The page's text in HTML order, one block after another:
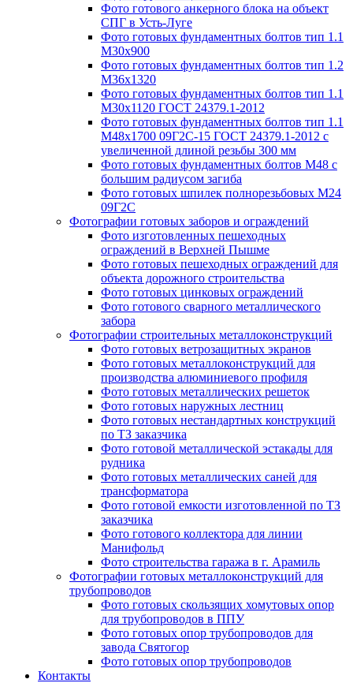
Фото готового анкерного блока на объект
СПГ в Усть-Луге
Фото готовых фундаментных болтов тип 1.1
М30х900
Фото готовых фундаментных болтов тип 1.2
М36х1320
Фото готовых фундаментных болтов тип 1.1
М30х1120 ГОСТ 24379.1-2012
Фото готовых фундаментных болтов тип 1.1
М48х1700 09Г2С-15 ГОСТ 24379.1-2012 с
увеличенной длиной резьбы 300 мм
Фото готовых фундаментных болтов М48 с
большим радиусом загиба
Фото готовых шпилек полнорезьбовых М24
09Г2С
Фотографии готовых заборов и ограждений
Фото изготовленных пешеходных
ограждений в Верхней Пышме
Фото готовых пешеходных ограждений для
объекта дорожного строительства
Фото готовых цинковых ограждений
Фото готового сварного металлического
забора
Фотографии строительных металлоконструкций
Фото готовых ветрозащитных экранов
Фото готовых металлоконструкций для
производства алюминиевого профиля
Фото готовых металлических решеток
Фото готовых наружных лестниц
Фото готовых нестандартных конструкций
по ТЗ заказчика
Фото готовой металлической эстакады для
рудника
Фото готовых металлических саней для
трансформатора
Фото готовой емкости изготовленной по ТЗ
заказчика
Фото готового коллектора для линии
Манифольд
Фото строительства гаража в г. Арамиль
Фотографии готовых металлоконструкций для
трубопроводов
Фото готовых скользящих хомутовых опор
для трубопроводов в ППУ
Фото готовых опор трубопроводов для
завода Святогор
Фото готовых опор трубопроводов
Контакты